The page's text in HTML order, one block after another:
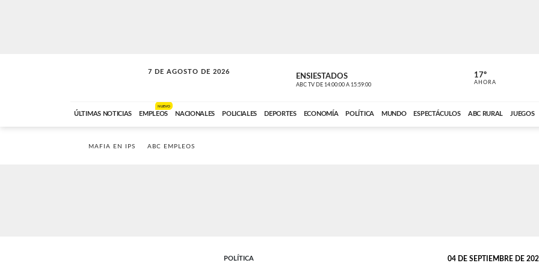
7 DE AGOSTO DE 2026
A DE LA TARDE ENSIESTADOS
ABC TV DE 14:00:00 A 15:59:00 ABC CARDINAL
17º
AHORA
ÚLTIMAS NOTICIAS EMPLEOS
NUEVO
NACIONALES POLICIALES DEPORTES ECONOMÍA POLÍTICA MUNDO ESPECTÁCULOS ABC RURAL JUEGOS
MAFIA EN IPS ABC EMPLEOS
POLÍTICA 04 DE SEPTIEMBRE DE